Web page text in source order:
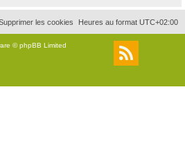
r
c
r
Heures au format UTC+02:00
les cookies
© phpBB Limited